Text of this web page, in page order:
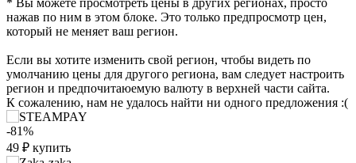
* Вы можете просмотреть цены в других регионах, просто
нажав по ним в этом блоке. Это только предпросмотр цен,
который не меняет ваш регион.
Если вы хотите изменить свой регион, чтобы видеть по
умолчанию цены для другого региона, вам следует настроить
регион и предпочитаюемую валюту в верхней части сайта.
К сожалению, нам не удалось найти ни одного предложения :(
-81%
49 ₽ купить